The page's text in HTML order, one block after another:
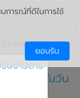
Global ประกาศเปิด
ใหม่ ในวัน
การณ์ที่ดีในการใช้
ยอมรับ
บข่าวสาร